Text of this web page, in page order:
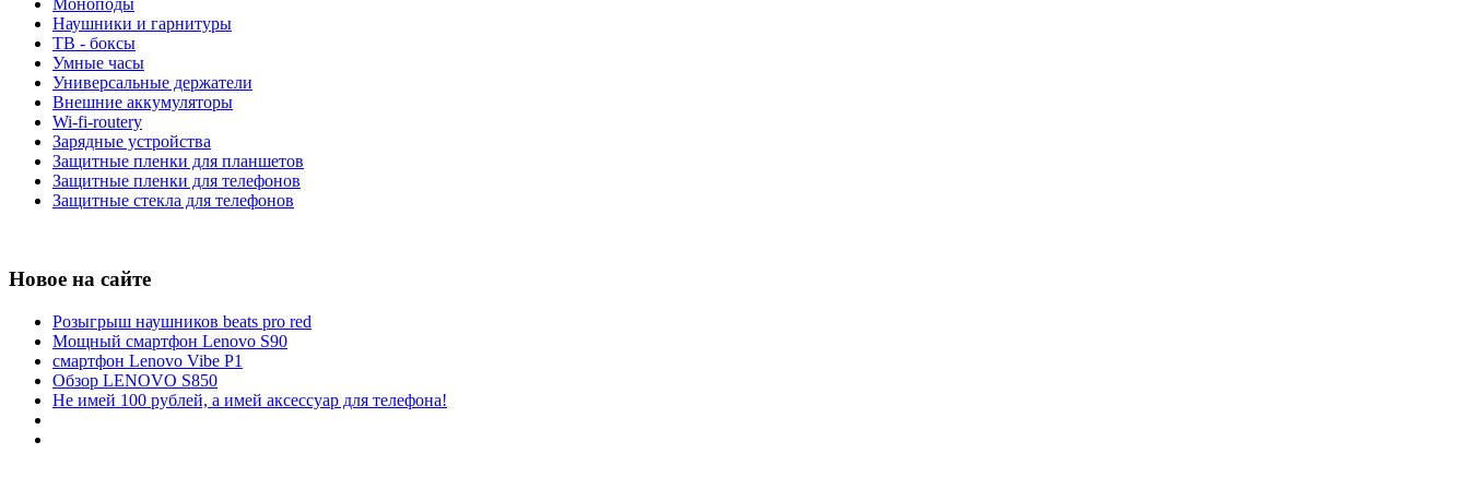
Наушники и гарнитуры
ТВ - боксы
Умные часы
Универсальные держатели
Внешние аккумуляторы
Wi-fi-routery
Зарядные устройства
Защитные пленки для планшетов
Защитные пленки для телефонов
Защитные стекла для телефонов
Новое на сайте
Розыгрыш наушников beats pro red
Мощный смартфон Lenovo S90
смартфон Lenovo Vibe P1
Обзор LENOVO S850
Не имей 100 рублей, а имей аксессуар для телефона!